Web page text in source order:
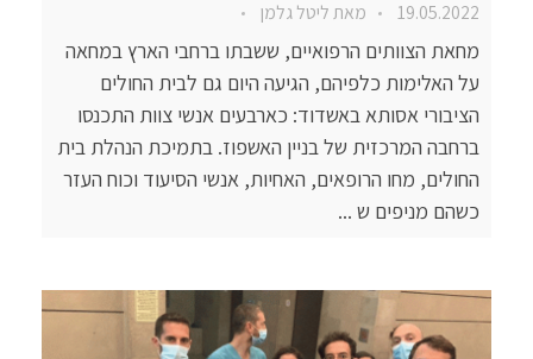
19.05.2022 מאתליטל גלמן
מחאת הצוותים הרפואיים, ששבתו ברחבי הארץ במחאה
על האלימות כלפיהם, הגיעה היום גם לבית החולים
הציבורי אסותא באשדוד: כארבעים אנשי צוות התכנסו
ברחבה המרכזית של בניין האשפוז. בתמיכת הנהלת בית
החולים, מחו הרופאים, האחיות, אנשי הסיעוד וכוח העזר
כשהם מניפים ש ...